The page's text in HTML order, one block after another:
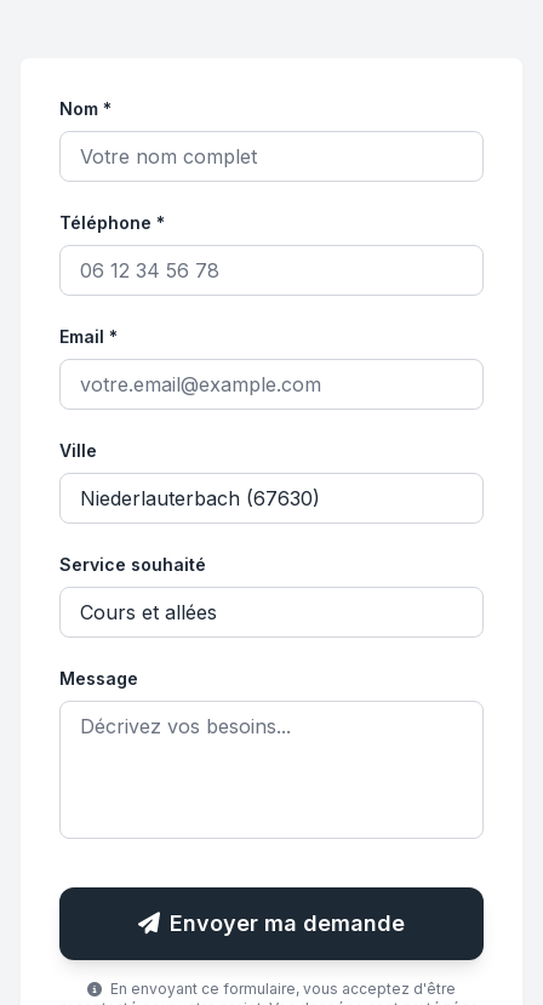
Nom *
Téléphone *
Email *
Ville
Service souhaité
Message
Envoyer ma demande
En envoyant ce formulaire, vous acceptez d'être